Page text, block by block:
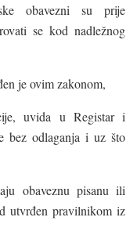
obavezni su prije
se kod nadležnog
je ovim zakonom,
uvida u Registar i
bez odlaganja i uz što
obaveznu pisanu ili
utvrđen pravilnikom iz